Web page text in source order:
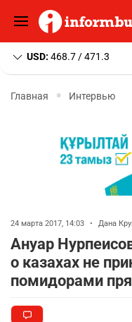
USD: 468.7 / 471.3
Главная Интервью
24 марта 2017, 14:03 • Дана
Ануар
о казахах не
помидорами